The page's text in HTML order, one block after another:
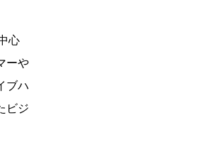
心
ーや
ブハ
ビジ